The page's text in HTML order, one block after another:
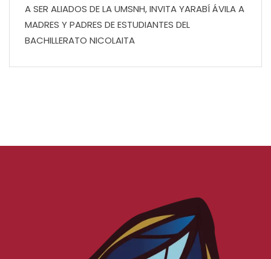
A SER ALIADOS DE LA UMSNH, INVITA YARABÍ ÁVILA A
MADRES Y PADRES DE ESTUDIANTES DEL
BACHILLERATO NICOLAITA